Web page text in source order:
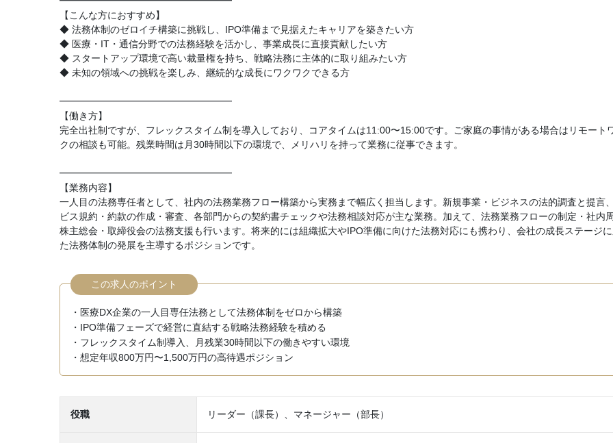
【こんな方におすすめ】
◆ 法務体制のゼロイチ構築に挑戦し、IPO準備まで見据えたキャリアを築きたい方
◆ 医療・IT・通信分野での法務経験を活かし、事業成長に直接貢献したい方
◆ スタートアップ環境で高い裁量権を持ち、戦略法務に主体的に取り組みたい方
◆ 未知の領域への挑戦を楽しみ、継続的な成長にワクワクできる方
━━━━━━━━━━━━━━━━━━
【働き方】
完全出社制ですが、フレックスタイム制を導入しており、コアタイムは11:00〜15:00です。ご家庭の事情がある場合はリモート
クの相談も可能。残業時間は月30時間以下の環境で、メリハリを持って業務に従事できます。
━━━━━━━━━━━━━━━━━━
【業務内容】
一人目の法務専任者として、社内の法務業務フロー構築から実務まで幅広く担当します。新規事業・ビジネスの法的調査と提言
ビス規約・約款の作成・審査、各部門からの契約書チェックや法務相談対応が主な業務。加えて、法務業務フローの制定・社内
株主総会・取締役会の法務支援も行います。将来的には組織拡大やIPO準備に向けた法務対応にも携わり、会社の成長ステージ
た法務体制の発展を主導するポジションです。
この求人のポイント
・医療DX企業の一人目専任法務として法務体制をゼロから構築
・IPO準備フェーズで経営に直結する戦略法務経験を積める
・フレックスタイム制導入、月残業30時間以下の働きやすい環境
・想定年収800万円〜1,500万円の高待遇ポジション
役職 リーダー（課長）、マネージャー（部長）